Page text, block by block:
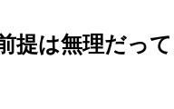
提は無理だって